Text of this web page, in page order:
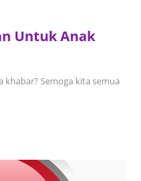
Untuk Anak
khabar? Semoga kita semua